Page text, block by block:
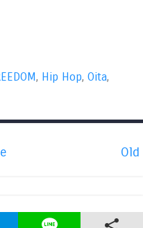
, Hip Hop, Oita,
Old